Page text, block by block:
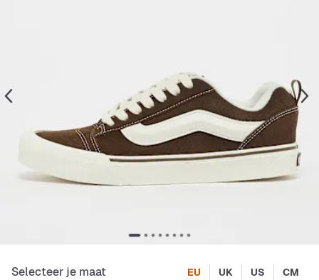
Selecteer je maat EU UK US CM